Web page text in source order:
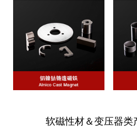
软磁性材＆变压器类